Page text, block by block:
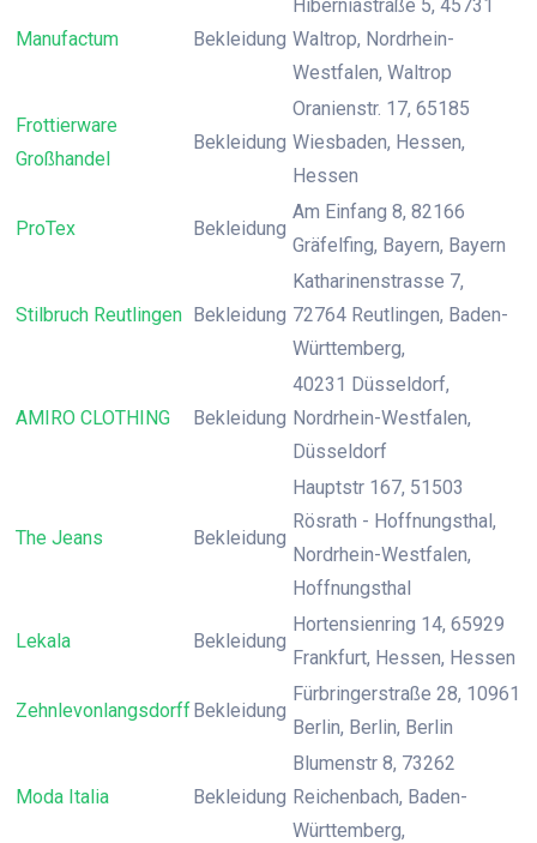
Manufactum Bekleidung
Hiberniastraße 5, 45731
Waltrop, Nordrhein-
Westfalen, Waltrop
Frottierware
Großhandel
Bekleidung
Oranienstr. 17, 65185
Wiesbaden, Hessen,
Hessen
ProTex Bekleidung
Am Einfang 8, 82166
Gräfelfing, Bayern, Bayern
Stilbruch Reutlingen Bekleidung
Katharinenstrasse 7,
72764 Reutlingen, Baden-
Württemberg,
AMIRO CLOTHING Bekleidung
40231 Düsseldorf,
Nordrhein-Westfalen,
Düsseldorf
The Jeans Bekleidung
Hauptstr 167, 51503
Rösrath - Hoffnungsthal,
Nordrhein-Westfalen,
Hoffnungsthal
Lekala Bekleidung
Hortensienring 14, 65929
Frankfurt, Hessen, Hessen
ZehnlevonlangsdorffBekleidung
Fürbringerstraße 28, 10961
Berlin, Berlin, Berlin
Moda Italia Bekleidung
Blumenstr 8, 73262
Reichenbach, Baden-
Württemberg,